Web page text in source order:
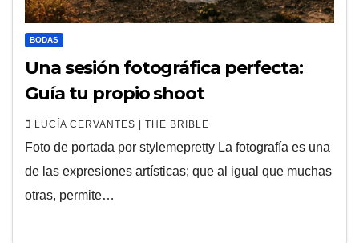
BODAS
Una sesión fotográfica perfecta:
Guía tu propio shoot
LUCÍA CERVANTES | THE BRIBLE
Foto de portada por stylemepretty La fotografía es una
de las expresiones artísticas; que al igual que muchas
otras, permite…